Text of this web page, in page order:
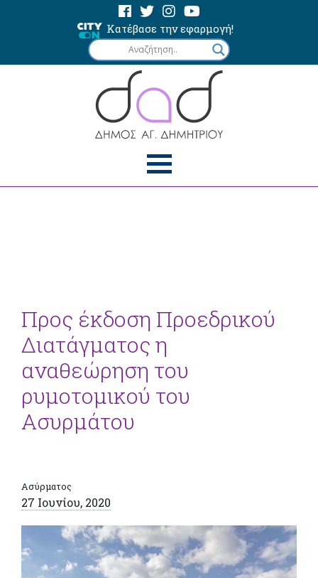
Κατέβασε την εφαρμογή!
Προς έκδοση Προεδρικού
Διατάγματος η
αναθεώρηση του
ρυμοτομικού του
Ασυρμάτου
Ασύρματος
27 Ιουνίου, 2020